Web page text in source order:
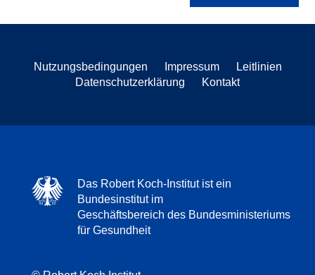
Nutzungsbedingungen Impressum
Leitlinien
Datenschutzerklärung
Kontakt
Das Robert Koch-Institut ist ein
Bundesinstitut im
Geschäftsbereich des Bundesministeriums
für Gesundheit